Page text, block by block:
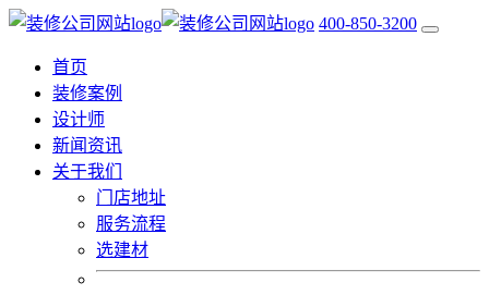
400-850-3200
首页
装修案例
设计师
新闻资讯
关于我们
门店地址
服务流程
选建材